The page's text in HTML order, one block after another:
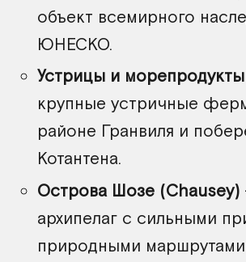
объект всемирного
ЮНЕСКО.
Устрицы и морепродукты
крупные устричные
районе Гранвиля и
Котантена.
Острова Шозе (Chausey)
архипелаг с сильными
природными